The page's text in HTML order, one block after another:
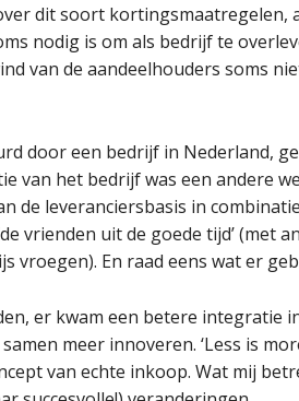
dit soort kortingsmaatregelen,
nodig is om als bedrijf te
van de aandeelhouders soms
door een bedrijf in Nederland,
van het bedrijf was een andere
de leveranciersbasis in
vrienden uit de goede tijd’ (met
vroegen). En raad eens wat er
er kwam een betere integratie
meer innoveren. ‘Less is
van echte inkoop. Wat mij